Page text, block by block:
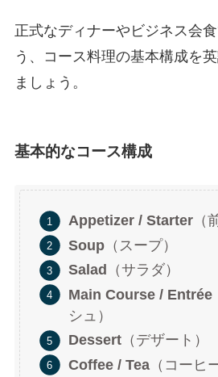
正式なディナーやビジネス会
う、コース料理の基本構成を
ましょう。
基本的なコース構成
Appetizer / Starter （
Soup （スープ）
Salad
（サラダ）
Main Course / Entrée
シュ）
Dessert （デザート）
Coffee / Tea （コーヒ